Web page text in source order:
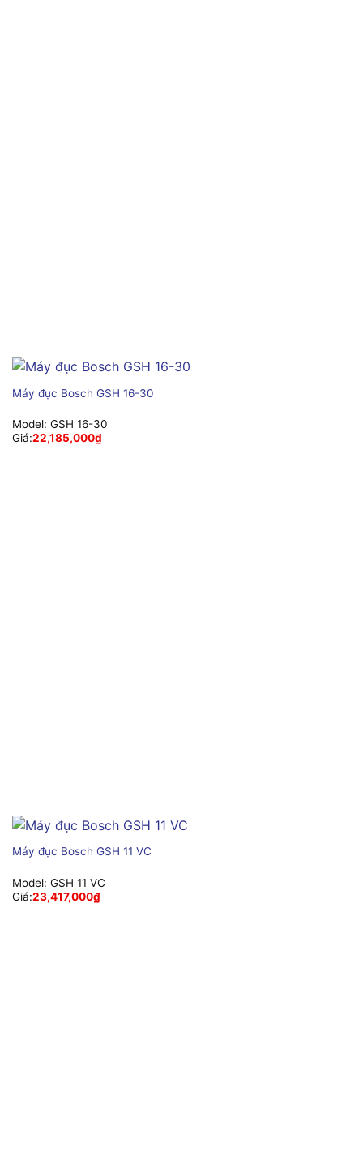
Máy đục Bosch GSH 16-30
Model: GSH 16-30
Giá:22,185,000₫
Máy đục Bosch GSH 11 VC
Model: GSH 11 VC
Giá:23,417,000₫